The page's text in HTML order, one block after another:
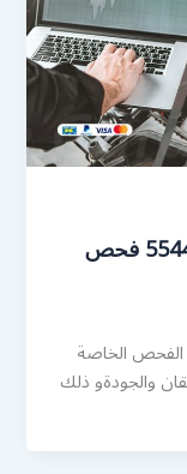
فحص كمبيوتر سيارة متنقل 55445363 فحص
الفحص الخاصة
والجودةو ذلك